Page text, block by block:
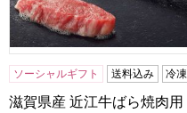
ソーシャルギフト 送料込み 冷凍
滋賀県産 近江牛ばら焼肉用